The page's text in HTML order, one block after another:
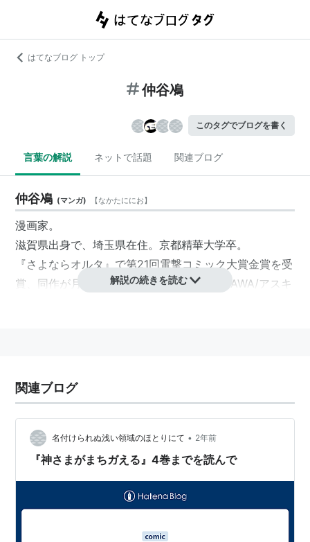
はてなブログ トップ
仲谷鳰
このタグでブログを書く
言葉の解説 ネットで話題 関連ブログ
仲谷鳰 (マンガ) 【なかたににお】
漫画家。
滋賀県出身で、埼玉県在住。京都精華大学卒。
『さよならオルタ』で第21回電撃コミック大賞金賞を受
賞、同作が月刊コミック電撃大王（KADOKAWA/アスキ
リスト::漫画家
解説の続きを読む
関連ブログ
名付けられぬ浅い領域のほとりにて • 2年前
『神さまがまちガえる』4巻までを読んで